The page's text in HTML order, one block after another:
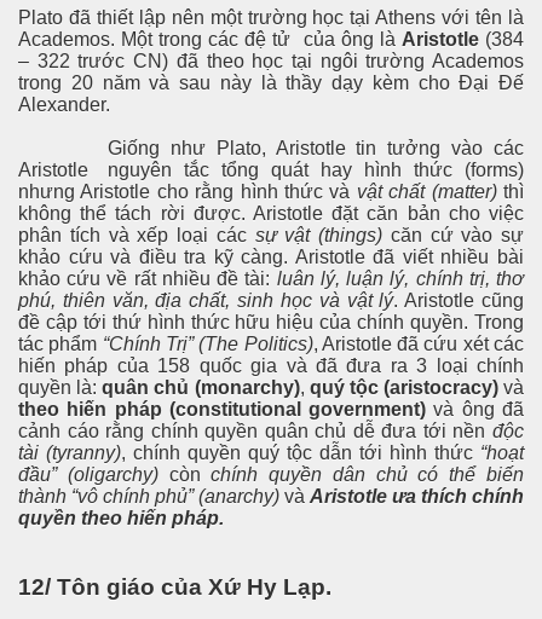
Plato đã thiết lập nên một trường học tại Athens với tên là
Academos. Một trong các đệ tử của ông là Aristotle(384
– 322 trước CN) đã theo học tại ngôi trường Academos
trong 20 năm và sau này là thầy dạy kèm cho Đại Đế
Alexander.
Aristotle
Giống như Plato, Aristotle tin tưởng vào các
nguyên tắc tổng quát hay hình thức (forms)
nhưng Aristotle cho rằng hình thức và vật chất (matter)thì
không thể tách rời được. Aristotle đặt căn bản cho việc
phân tích và xếp loại các sự vật (things) căn cứ vào sự
khảo cứu và điều tra kỹ càng. Aristotle đã viết nhiều bài
khảo cứu về rất nhiều đề tài: luân lý, luận lý, chính trị, thơ
phú, thiên văn, địa chất, sinh học và vật lý. Aristotle cũng
đề cập tới thứ hình thức hữu hiệu của chính quyền. Trong
tác phẩm “Chính Trị” (The Politics), Aristotle đã cứu xét các
hiến pháp của 158 quốc gia và đã đưa ra 3 loại chính
quyền là:quân chủ (monarchy), quý tộc (aristocracy)và
theo hiến pháp (constitutional government) và ông đã
cảnh cáo rằng chính quyền quân chủ dễ đưa tới nền độc
tài (tyranny), chính quyền quý tộc dẫn tới hình thức “hoạt
đầu” (oligarchy)cònchính quyền dân chủ có thể biến
thành “vô chính phủ” (anarchy) và Aristotle ưa thích chính
quyền theo hiến pháp.
12/ Tôn giáo của Xứ Hy Lạp.